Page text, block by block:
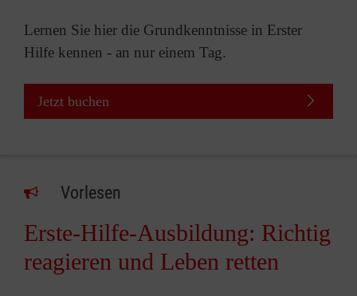
Lernen Sie hier die Grundkenntnisse in Erster
Hilfe kennen - an nur einem Tag.
Jetzt buchen
Vorlesen
Erste-Hilfe-Ausbildung: Richtig
reagieren und Leben retten